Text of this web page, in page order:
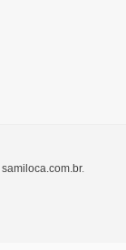
samiloca.com.br.